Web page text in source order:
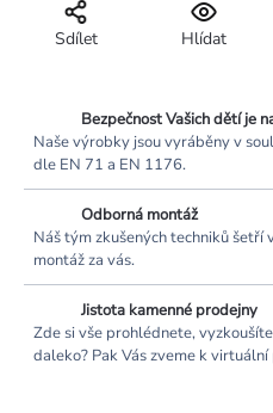
Hlídat
Sdílet
Bezpečnost Vašich dětí je
Naše výrobky jsou vyráběny v
dle EN 71 a EN 1176.
Odborná montáž
Náš tým zkušených techniků šetří
montáž za vás.
Jistota kamenné prodejny
Zde si vše prohlédnete,
daleko? Pak Vás zveme k